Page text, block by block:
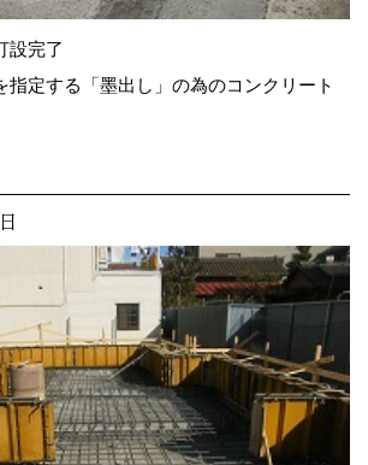
設完了
指定する「墨出し」の為のコンクリート